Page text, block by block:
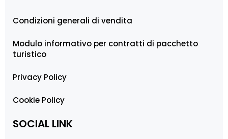
Condizioni generali di vendita
Modulo informativo per contratti di pacchetto
turistico
Privacy Policy
Cookie Policy
SOCIAL LINK